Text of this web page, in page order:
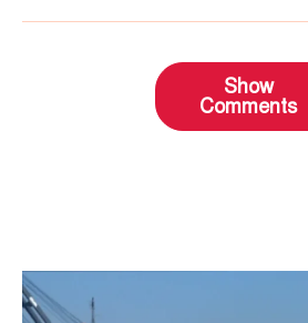
Show
Comments